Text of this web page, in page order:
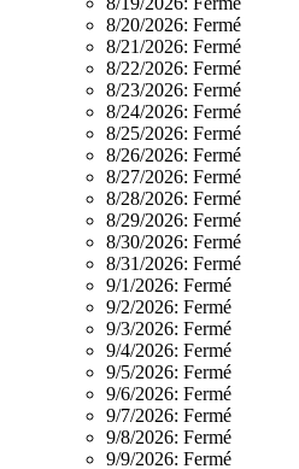
8/20/2026: Fermé
8/21/2026: Fermé
8/22/2026: Fermé
8/23/2026: Fermé
8/24/2026: Fermé
8/25/2026: Fermé
8/26/2026: Fermé
8/27/2026: Fermé
8/28/2026: Fermé
8/29/2026: Fermé
8/30/2026: Fermé
8/31/2026: Fermé
9/1/2026: Fermé
9/2/2026: Fermé
9/3/2026: Fermé
9/4/2026: Fermé
9/5/2026: Fermé
9/6/2026: Fermé
9/7/2026: Fermé
9/8/2026: Fermé
9/9/2026: Fermé